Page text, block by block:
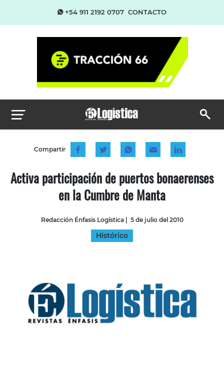
+54 911 2192 0707 CONTACTO
Compartir
Activa participación de puertos bonaerenses
en la Cumbre de Manta
Redacción Énfasis Logística| 5 de julio del 2010
Histórico